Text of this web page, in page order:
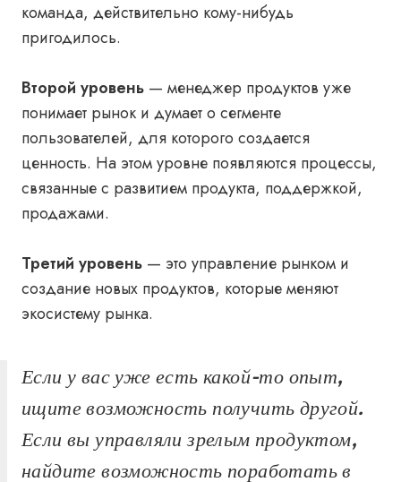
команда, действительно кому-нибудь
пригодилось.
Второй уровень — менеджер продуктов уже
понимает рынок и думает о сегменте
пользователей, для которого создается
ценность. На этом уровне появляются процессы,
связанные с развитием продукта, поддержкой,
продажами.
Третий уровень — это управление рынком и
создание новых продуктов, которые меняют
экосистему рынка.
Если у вас уже есть какой-то опыт,
ищите возможность получить другой.
Если вы управляли зрелым продуктом,
найдите возможность поработать в